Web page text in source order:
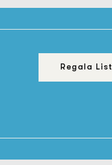
Regala List